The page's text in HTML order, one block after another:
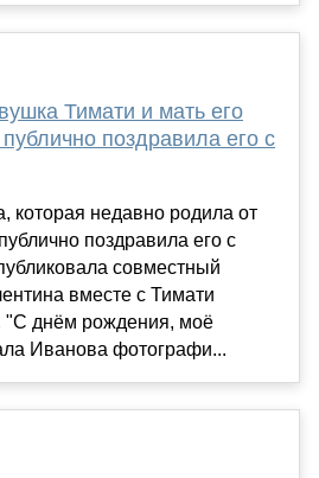
Тимати и мать его
публично поздравила его с
которая недавно родила от
поздравила его с
совместный
вместе с Тимати
"С днём рождения, моё
Иванова фотографи...